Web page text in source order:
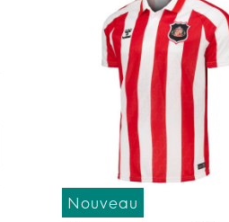
Nouveau